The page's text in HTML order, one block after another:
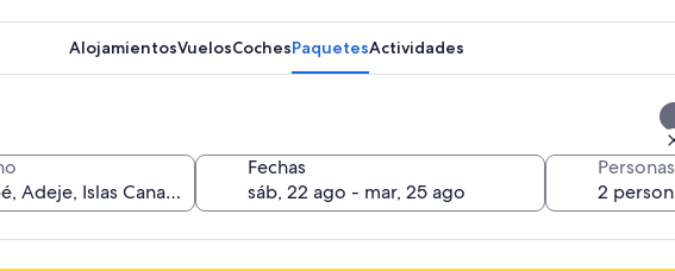
AlojamientosVuelosCochesPaquetesActividades
Fechas Personas